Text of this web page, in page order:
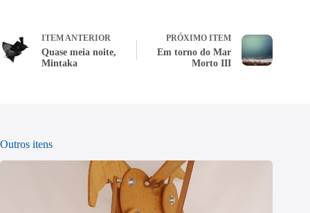
ITEM ANTERIOR
Quase meia noite,
Mintaka
PRÓXIMO ITEM
Em torno do Mar
Morto III
Outros itens